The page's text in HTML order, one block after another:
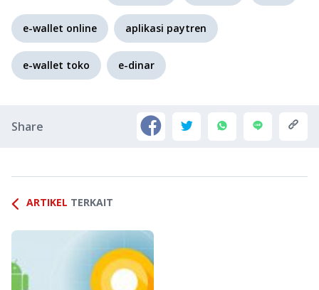
e-wallet online aplikasi paytren
e-wallet toko e-dinar
Share
ARTIKEL TERKAIT